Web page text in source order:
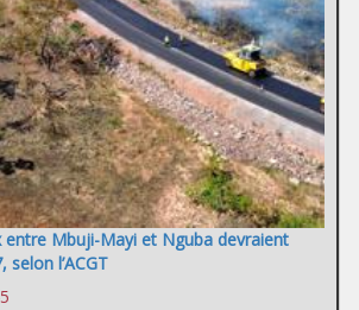
entre Mbuji-Mayi et Nguba devraient
selon l’ACGT